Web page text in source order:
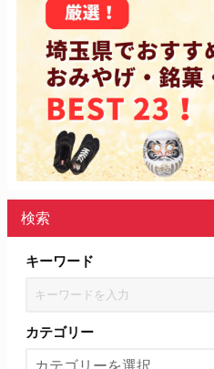
検索
キーワード
カテゴリー